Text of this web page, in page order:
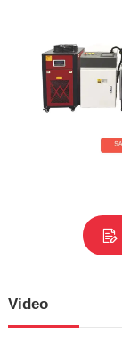
Video